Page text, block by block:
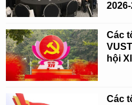
Các
hội
Các